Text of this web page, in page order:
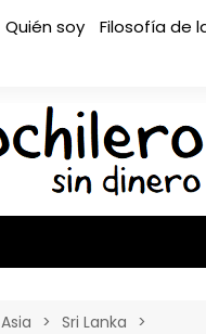
Quién soy Filosofía de
Asia
Sri Lanka